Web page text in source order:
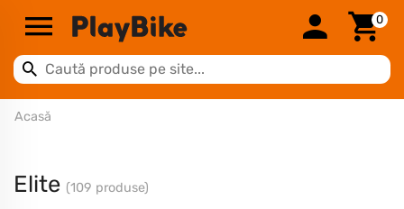
0
Acasă
Elite (109 produse)